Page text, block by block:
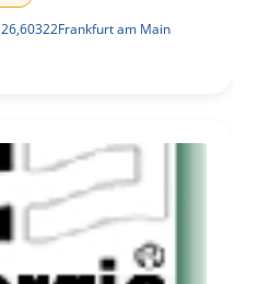
,60322Frankfurt am Main